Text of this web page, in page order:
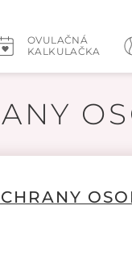
OVULAČNÁ
KALKULAČKA